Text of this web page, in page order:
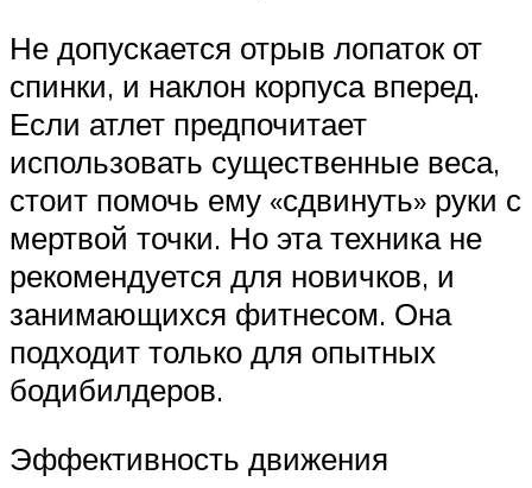
Не допускается отрыв лопаток от
спинки, и наклон корпуса вперед.
Если атлет предпочитает
использовать существенные веса,
стоит помочь ему «сдвинуть» руки с
мертвой точки. Но эта техника не
рекомендуется для новичков, и
занимающихся фитнесом. Она
подходит только для опытных
бодибилдеров.
Эффективность движения